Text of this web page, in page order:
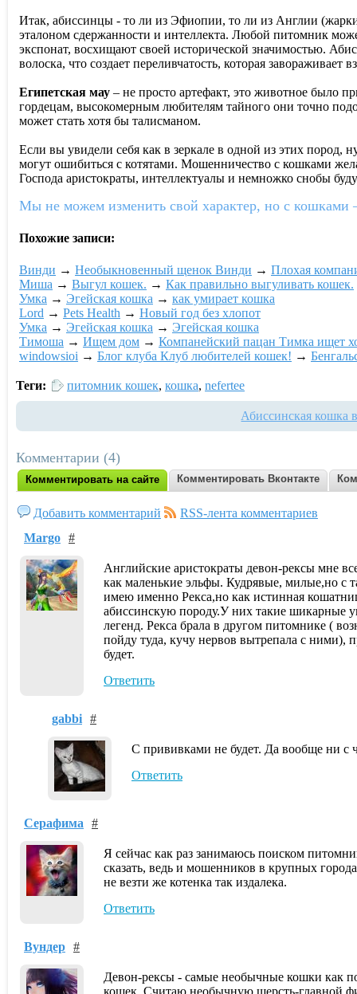
Итак, абиссинцы - то ли из Эфиопии, то ли из Англии
эталоном сдержанности и интеллекта. Любой питомник
экспонат, восхищают своей исторической значимостью.
волоска, что создает переливчатость, которая завораживает
Египетская мау – не просто артефакт, это животное было
гордецам, высокомерным любителям тайного они точно
может стать хотя бы талисманом.
Если вы увидели себя как в зеркале в одной из этих пород,
могут ошибиться с котятами. Мошенничество с кошками
Господа аристократы, интеллектуалы и немножко снобы
Мы не можем изменить свой характер, но с кошками
Похожие записи:
Винди → Необыкновенный щенок Винди → Плохая
Миша → Выгул кошек. → Как правильно выгуливать кошек.
Умка → Эгейская кошка → как умирает кошка
Lord → Pets Health → Новый год без хлопот
Умка → Эгейская кошка → Эгейская кошка
Тимоша → Ищем дом → Компанейский пацан Тимка ищет
windowsioi → Блог клуба Клуб любителей кошек! →
Теги: питомник кошек, кошка, nefertee
Абиссинская кошка
Комментарии (4)
Комментировать на сайте Комментировать Вконтакте
Добавить комментарий
RSS-лента комментариев
Margo #
Английские аристократы девон-рексы мне
как маленькие эльфы. Кудрявые, милые,но с
имею именно Рекса,но как истинная
абиссинскую породу.У них такие шикарные
легенд. Рекса брала в другом питомнике (
пойду туда, кучу нервов вытрепала с ними),
будет.
Ответить
gabbi #
С прививками не будет. Да вообще ни с
Ответить
Серафима #
Я сейчас как раз занимаюсь поиском
сказать, ведь и мошенников в крупных
не везти же котенка так издалека.
Ответить
Вундер #
Девон-рексы - самые необычные кошки как
кошек .Считаю необычную шерсть-главной